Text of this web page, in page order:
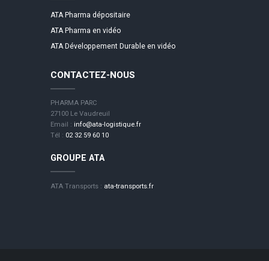
ATA Pharma dépositaire
ATA Pharma en vidéo
ATA Développement Durable en vidéo
CONTACTEZ-NOUS
PHARMA PARC
27100 Le Vaudreuil
Email : info@ata-logistique.fr
Tél : 02 32 59 60 10
GROUPE ATA
ATA Transports : ata-transports.fr